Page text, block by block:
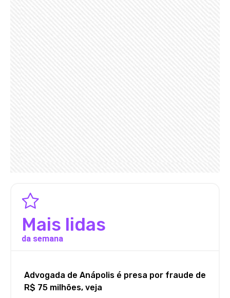
Mais lidas
da semana
Advogada de Anápolis é presa por fraude de
R$ 75 milhões, veja